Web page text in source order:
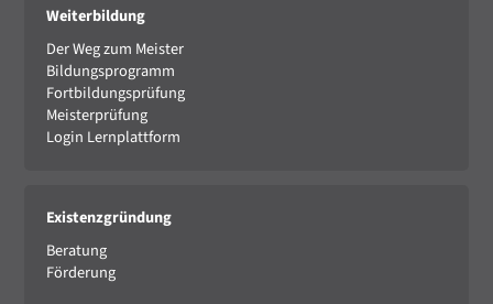
Weiterbildung
Der Weg zum Meister
Bildungsprogramm
Fortbildungsprüfung
Meisterprüfung
Login Lernplattform
Existenzgründung
Beratung
Förderung